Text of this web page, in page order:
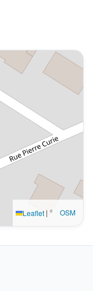
Leaflet | © OSM